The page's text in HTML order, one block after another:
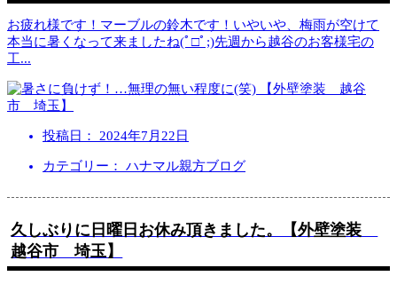
お疲れ様です！マーブルの鈴木です！いやいや、梅雨が空けて
本当に暑くなって来ましたね(ﾟ□ﾟ;)先週から越谷のお客様宅の
工...
投稿日： 2024年7月22日
カテゴリー： ハナマル親方ブログ
久しぶりに日曜日お休み頂きました。【外壁塗装
越谷市 埼玉】